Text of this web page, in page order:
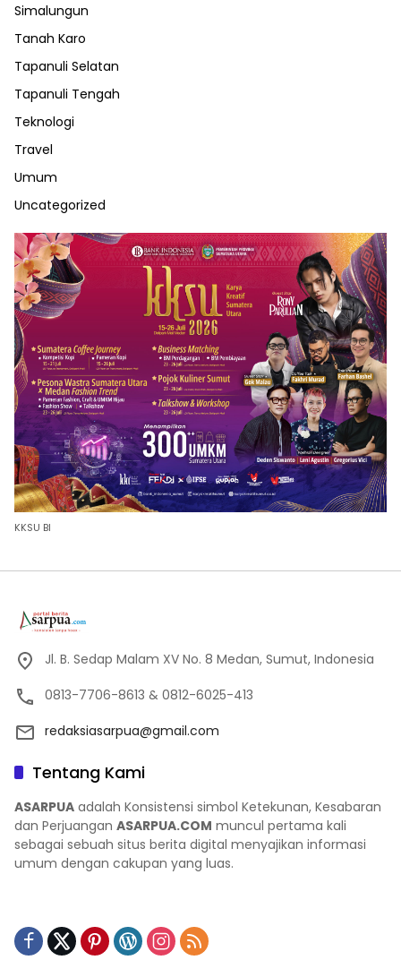
Simalungun
Tanah Karo
Tapanuli Selatan
Tapanuli Tengah
Teknologi
Travel
Umum
Uncategorized
KKSU BI
Jl. B. Sedap Malam XV No. 8 Medan, Sumut, Indonesia
0813-7706-8613 & 0812-6025-413
redaksiasarpua@gmail.com
Tentang Kami
ASARPUA adalah Konsistensi simbol Ketekunan, Kesabaran
dan Perjuangan ASARPUA.COM muncul pertama kali
sebagai sebuah situs berita digital menyajikan informasi
umum dengan cakupan yang luas.